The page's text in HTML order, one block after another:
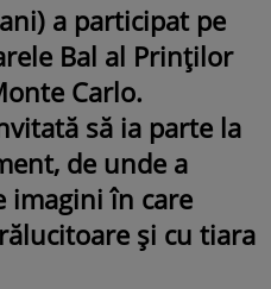
a participat pe
Bal al Prinților
Carlo.
să ia parte la
de unde a
imagini în care
și cu tiara